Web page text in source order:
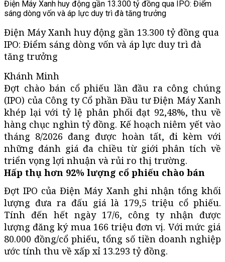
Điện Máy Xanh huy động gần 13.300 tỷ đồng qua IPO: Điểm
sáng dòng vốn và áp lực duy trì đà tăng trưởng
Điện Máy Xanh huy động gần 13.300 tỷ đồng qua
IPO: Điểm sáng dòng vốn và áp lực duy trì đà
tăng trưởng
Khánh Minh
Đợt chào bán cổ phiếu lần đầu ra công chúng
(IPO) của Công ty Cổ phần Đầu tư Điện Máy Xanh
khép lại với tỷ lệ phân phối đạt 92,48%, thu về
hàng chục nghìn tỷ đồng. Kế hoạch niêm yết vào
tháng 8/2026 đang được hoàn tất, đi kèm với
những đánh giá đa chiều từ giới phân tích về
triển vọng lợi nhuận và rủi ro thị trường.
Hấp thụ hơn 92% lượng cổ phiếu chào bán
Đợt IPO của Điện Máy Xanh ghi nhận tổng khối
lượng đưa ra đấu giá là 179,5 triệu cổ phiếu.
Tính đến hết ngày 17/6, công ty nhận được
lượng đăng ký mua 166 triệu đơn vị. Với mức giá
80.000 đồng/cổ phiếu, tổng số tiền doanh nghiệp
ước tính thu về xấp xỉ 13.293 tỷ đồng.